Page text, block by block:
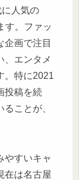
人気の
す。ファッ
企画で注目
、エンタメ
。特に2021
投稿を続
ことが、
やすいキャ
在は名古屋